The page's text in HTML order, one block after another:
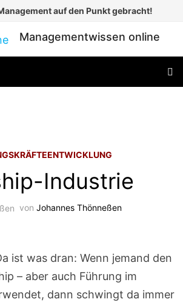
auf den Punkt gebracht!
Managementwissen online
Industrie
vonJohannes Thönneßen
ist was dran: Wenn jemand den
– aber auch Führung im
dann schwingt da immer